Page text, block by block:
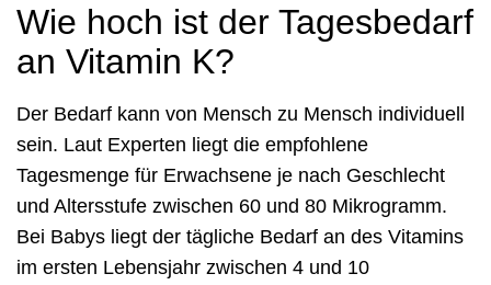
Wie hoch ist der Tagesbedarf
an Vitamin K?
Der Bedarf kann von Mensch zu Mensch individuell
sein. Laut Experten liegt die empfohlene
Tagesmenge für Erwachsene je nach Geschlecht
und Altersstufe zwischen 60 und 80 Mikrogramm.
Bei Babys liegt der tägliche Bedarf an des Vitamins
im ersten Lebensjahr zwischen 4 und 10